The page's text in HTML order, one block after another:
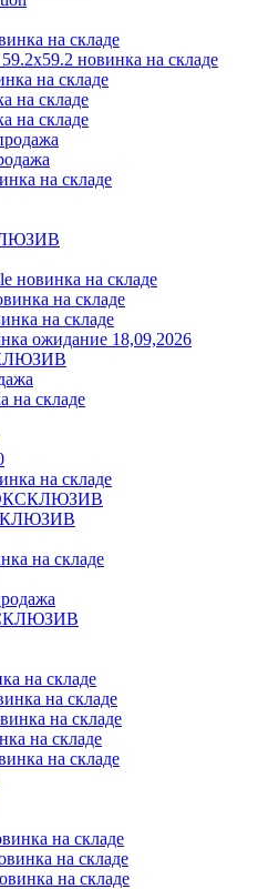
на складе
новинка на складе
на складе
на складе
на складе
на складе
новинка на складе
на складе
на складе
ожидание 18,09,2026
на складе
на складе
ЭКСКЛЮЗИВ
на складе
на складе
на складе
на складе
на складе
на складе
на складе
на складе
на складе